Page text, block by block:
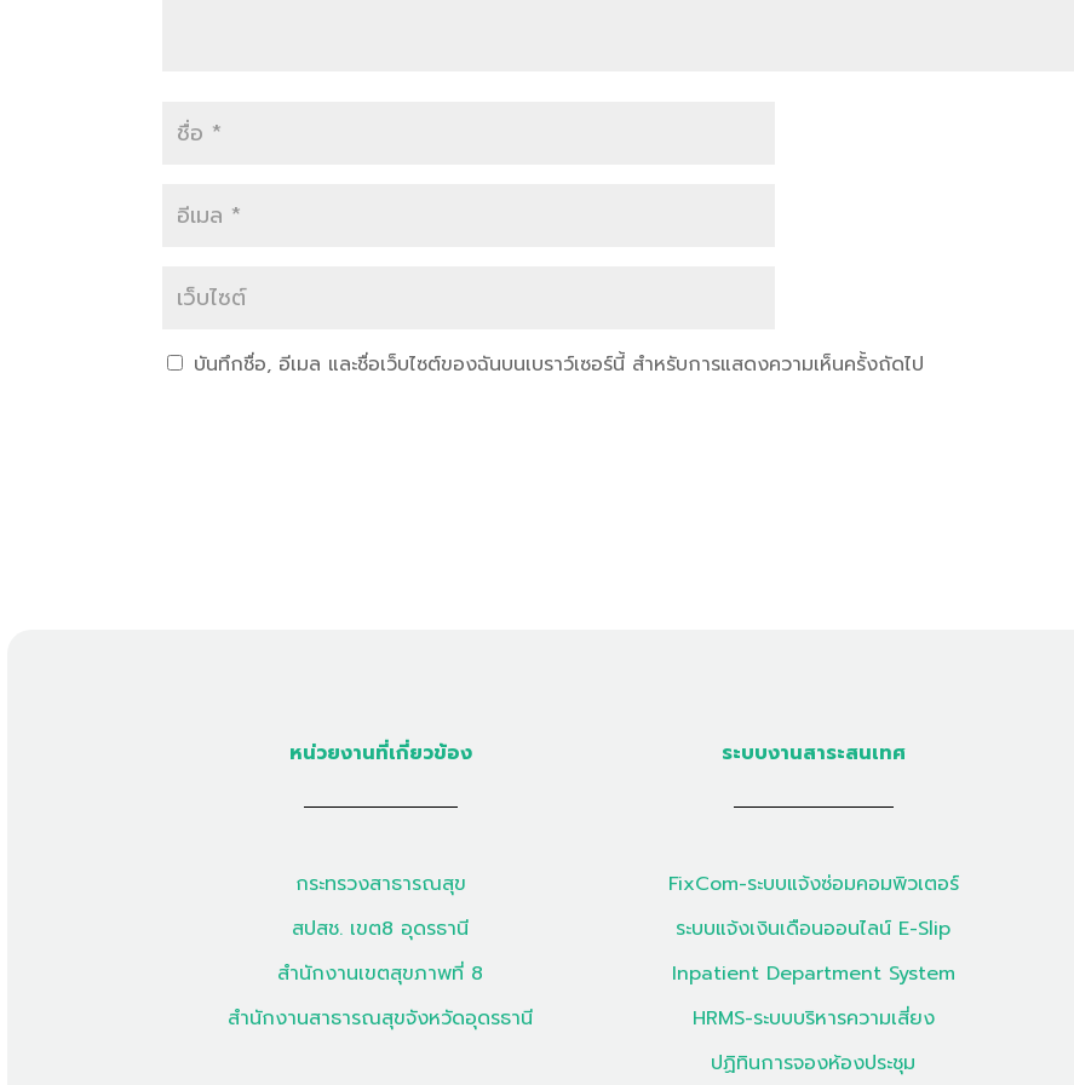
บันทึกชื่อ, อีเมล และชื่อเว็บไซต์ของฉันบนเบราว์เซอร์นี้ สำหรับการแสดงความเห็นครั้งถัดไป
หน่วยงานที่เกี่ยวข้อง
กระทรวงสาธารณสุข
สปสช. เขต8 อุดรธานี
สำนักงานเขตสุขภาพที่ 8
สำนักงานสาธารณสุขจังหวัดอุดรธานี
ระบบงานสาระสนเทศ
FixCom-ระบบแจ้งซ่อมคอมพิวเตอร์
ระบบแจ้งเงินเดือนออนไลน์ E-Slip
Inpatient Department System
HRMS-ระบบบริหารความเสี่ยง
ปฏิทินการจองห้องประชุม